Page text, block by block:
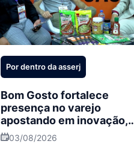
Por dentro da asserj
Bom Gosto fortalece
presença no varejo
apostando em inovação,
trade marketing e
internacional
03/08/2026